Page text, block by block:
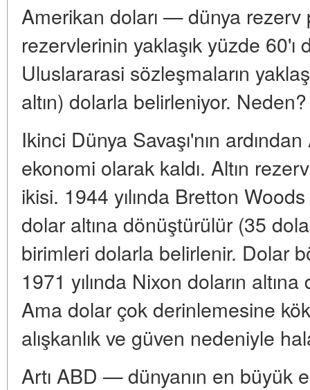
Amerikan doları — dünya rezerv
rezervlerinin yaklaşık yüzde 60'ı
Uluslararasi sözleşmaların
altın) dolarla belirleniyor.
Ikinci Dünya Savaşı'nın
ekonomi olarak kaldı. Altın
ikisi. 1944 yılında Bretton
dolar altına dönüştürülür (35
birimleri dolarla belirlenir. Dolar
1971 yılında Nixon doların
Ama dolar çok derinlemesine
alışkanlık ve güven nedeniyle
Artı ABD — dünyanın en büyük